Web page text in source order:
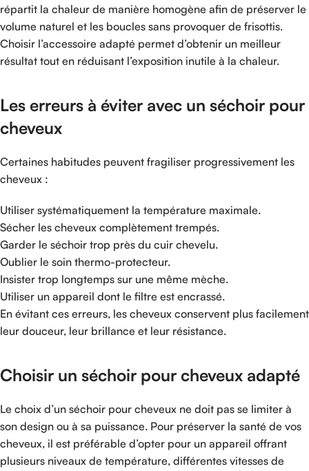
répartit la chaleur de manière homogène afin de préserver le
volume naturel et les boucles sans provoquer de frisottis.
Choisir l’accessoire adapté permet d’obtenir un meilleur
résultat tout en réduisant l’exposition inutile à la chaleur.
Les erreurs à éviter avec un séchoir pour
cheveux
Certaines habitudes peuvent fragiliser progressivement les
cheveux :
Utiliser systématiquement la température maximale.
Sécher les cheveux complètement trempés.
Garder le séchoir trop près du cuir chevelu.
Oublier le soin thermo-protecteur.
Insister trop longtemps sur une même mèche.
Utiliser un appareil dont le filtre est encrassé.
En évitant ces erreurs, les cheveux conservent plus facilement
leur douceur, leur brillance et leur résistance.
Choisir un séchoir pour cheveux adapté
Le choix d’un séchoir pour cheveux ne doit pas se limiter à
son design ou à sa puissance. Pour préserver la santé de vos
cheveux, il est préférable d’opter pour un appareil offrant
plusieurs niveaux de température, différentes vitesses de